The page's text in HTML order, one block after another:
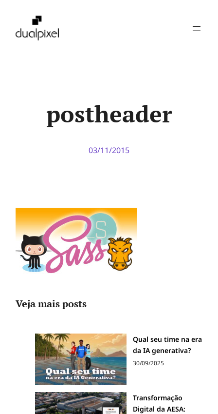
postheader
03/11/2015
Veja mais posts
Qual seu time na era
da IA generativa?
30/09/2025
Transformação
Digital da AESA: